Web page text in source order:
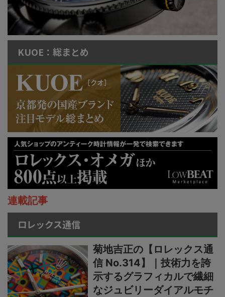
KUOE：総まとめ
連載記事
ロレックス通信
菊地吉正の【ロレックス通
信 No.314】｜技術力を誇
示するグラフィカルで繊細
なジュビリーダイアルモチ